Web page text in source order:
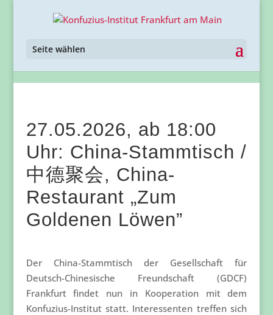
Seite wählen
27.05.2026, ab 18:00
Uhr: China-Stammtisch /
中德聚会, China-
Restaurant „Zum
Goldenen Löwen”
Der China-Stammtisch der Gesellschaft für
Deutsch-Chinesische Freundschaft (GDCF)
Frankfurt findet nun in Kooperation mit dem
Konfuzius-Institut statt. Interessenten treffen sich